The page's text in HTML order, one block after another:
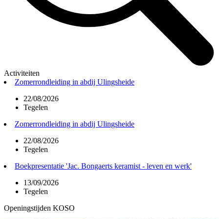
Activiteiten
Zomerrondleiding in abdij Ulingsheide
22/08/2026
Tegelen
Zomerrondleiding in abdij Ulingsheide
22/08/2026
Tegelen
Boekpresentatie 'Jac. Bongaerts keramist - leven en werk'
13/09/2026
Tegelen
Openingstijden KOSO